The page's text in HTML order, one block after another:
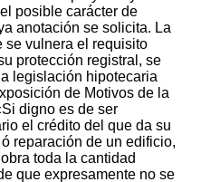
posible carácter de
anotación se solicita. La
se vulnera el requisito
protección registral, se
legislación hipotecaria
de Motivos de la
digno es de ser
el crédito del que da su
reparación de un edificio,
toda la cantidad
que expresamente no se